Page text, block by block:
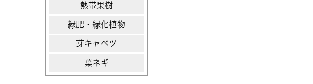
熱帯果樹
緑肥・緑化植物
芽キャベツ
葉ネギ